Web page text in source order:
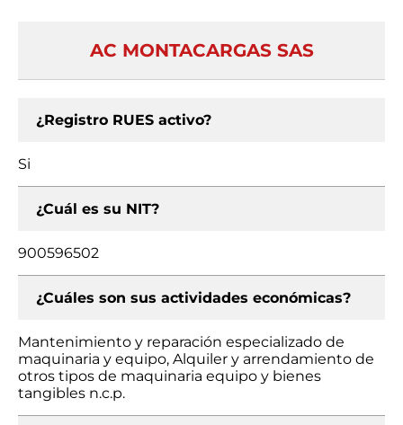
AC MONTACARGAS SAS
¿Registro RUES activo?
Si
¿Cuál es su NIT?
900596502
¿Cuáles son sus actividades económicas?
Mantenimiento y reparación especializado de
maquinaria y equipo, Alquiler y arrendamiento de
otros tipos de maquinaria equipo y bienes
tangibles n.c.p.